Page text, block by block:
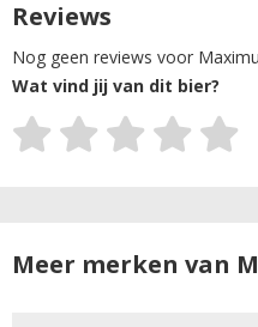
Reviews
Nog geen reviews voor
Wat vind jij van dit bier?
Meer merken van